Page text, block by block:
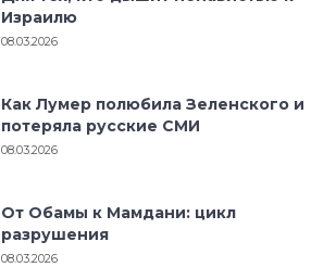
Израилю
08.03.2026
Как Лумер полюбила Зеленского и
потеряла русские СМИ
08.03.2026
От Обамы к Мамдани: цикл
разрушения
08.03.2026